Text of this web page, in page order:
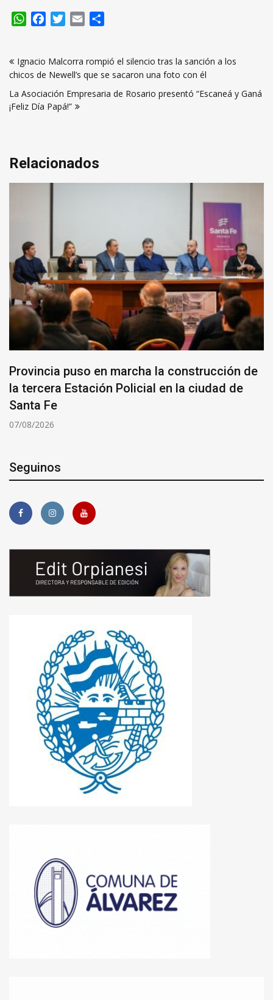
WhatsApp
FacebookTwitter
Email
de
entradas
Ignacio Malcorra rompió el silencio tras la sanción a los
chicos de Newell’s que se sacaron una foto con él
La Asociación Empresaria de Rosario presentó “Escaneá y Ganá
¡Feliz Día Papá!”
Relacionados
Provincia puso en marcha la construcción de
la tercera Estación Policial en la ciudad de
Santa Fe
07/08/2026
Seguinos